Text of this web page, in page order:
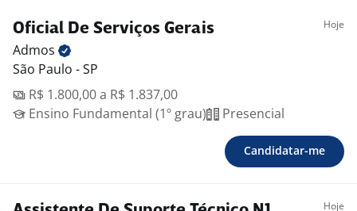
Oficial De Serviços Gerais Hoje
Admos
São Paulo - SP
R$ 1.800,00 a R$ 1.837,00
Ensino Fundamental (1º grau)
Presencial
Candidatar-me
Hoje